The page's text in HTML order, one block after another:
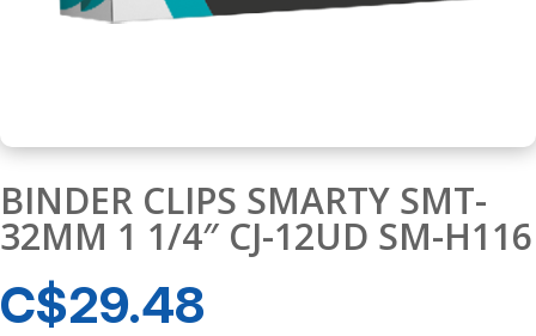
BINDER CLIPS SMARTY SMT-
32MM 1 1/4″ CJ-12UD SM-H116
C$29.48